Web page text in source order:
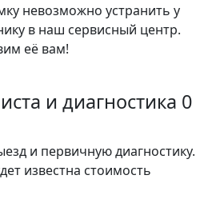
невозможно устранить у
в наш сервисный центр.
её вам!
и диагностика 0
и первичную диагностику.
известна стоимость